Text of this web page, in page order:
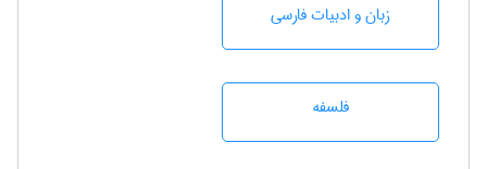
زبان و ادبيات فارسی
فلسفه